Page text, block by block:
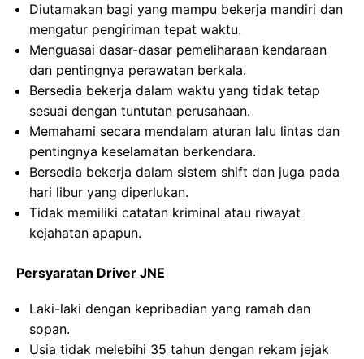
Diutamakan bagi yang mampu bekerja mandiri dan
mengatur pengiriman tepat waktu.
Menguasai dasar-dasar pemeliharaan kendaraan
dan pentingnya perawatan berkala.
Bersedia bekerja dalam waktu yang tidak tetap
sesuai dengan tuntutan perusahaan.
Memahami secara mendalam aturan lalu lintas dan
pentingnya keselamatan berkendara.
Bersedia bekerja dalam sistem shift dan juga pada
hari libur yang diperlukan.
Tidak memiliki catatan kriminal atau riwayat
kejahatan apapun.
Persyaratan Driver JNE
Laki-laki dengan kepribadian yang ramah dan
sopan.
Usia tidak melebihi 35 tahun dengan rekam jejak